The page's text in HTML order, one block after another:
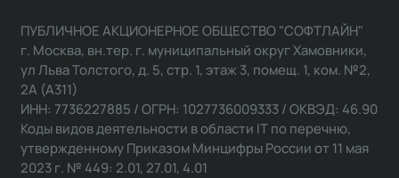
ПУБЛИЧНОЕ АКЦИОНЕРНОЕ ОБЩЕСТВО "СОФТЛАЙН"
г. Москва, вн.тер. г. муниципальный округ Хамовники,
ул Льва Толстого, д. 5, стр. 1, этаж 3, помещ. 1, ком. №2,
2А (А311)
ИНН: 7736227885 / ОГРН: 1027736009333 / ОКВЭД: 46.90
Коды видов деятельности в области IT по перечню,
утвержденному Приказом Минцифры России от 11 мая
2023 г. № 449: 2.01, 27.01, 4.01